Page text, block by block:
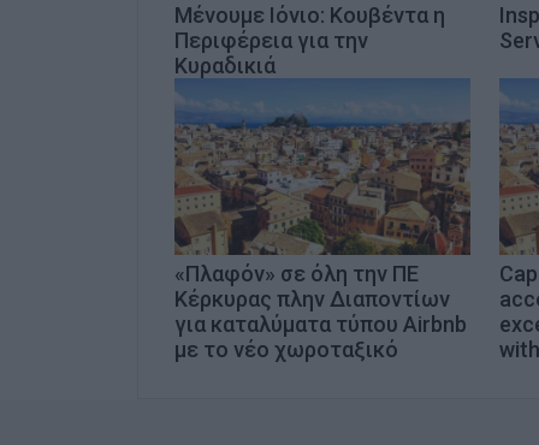
Μένουμε Ιόνιο: Κουβέντα η
Περιφέρεια για την
Κυραδικιά
«Πλαφόν» σε όλη την ΠΕ
Κέρκυρας πλην Διαποντίων
για καταλύματα τύπου Airbnb
με το νέο χωροταξικό